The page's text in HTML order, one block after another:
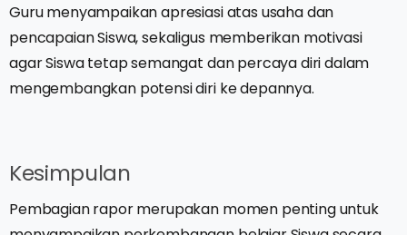
Guru menyampaikan apresiasi atas usaha dan
pencapaian Siswa, sekaligus memberikan motivasi
agar Siswa tetap semangat dan percaya diri dalam
mengembangkan potensi diri ke depannya.
Kesimpulan
Pembagian rapor merupakan momen penting untuk